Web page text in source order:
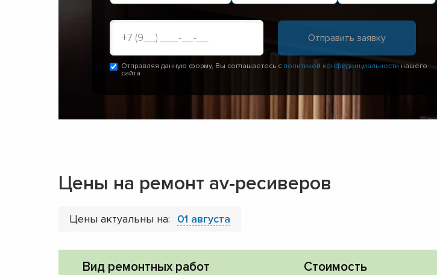
Отправляя данную форму, Вы соглашаетесь с политикой конфиденциальности нашего
сайта
Цены на ремонт av-ресиверов
Цены актуальны на: 01 августа
Вид ремонтных работ Стоимость